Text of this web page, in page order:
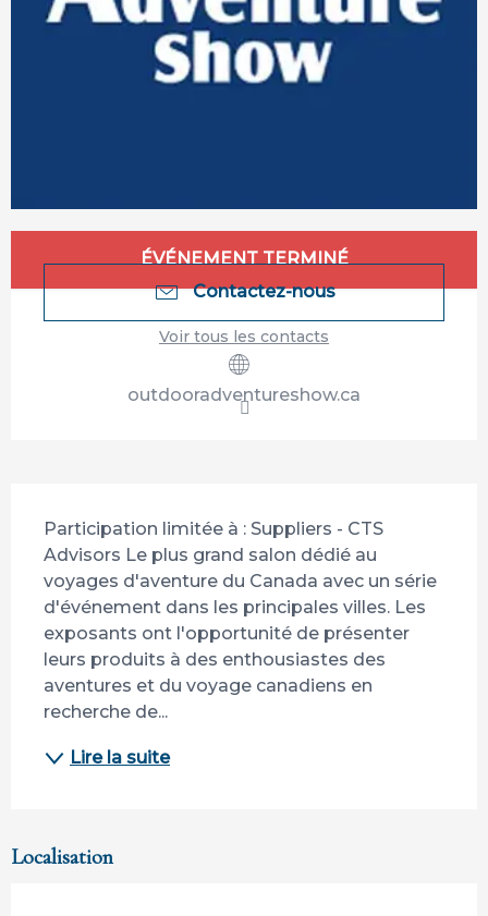
Ouverture et coordonnées
ÉVÉNEMENT TERMINÉ
Contactez-nous
Voir tous les contacts
outdooradventureshow.ca
Participation limitée à : Suppliers - CTS
Advisors Le plus grand salon dédié au
voyages d'aventure du Canada avec un série
d'événement dans les principales villes. Les
exposants ont l'opportunité de présenter
leurs produits à des enthousiastes des
aventures et du voyage canadiens en
recherche de...
Lire la suite
Localisation